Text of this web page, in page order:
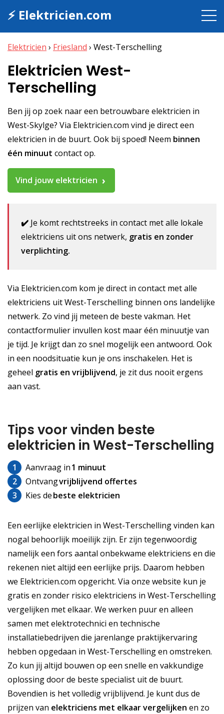
⚡ Elektricien.com
Elektricien › Friesland › West-Terschelling
Elektricien West-
Terschelling
Ben jij op zoek naar een betrouwbare elektricien in
West-Skylge? Via Elektricien.com vind je direct een
elektricien in de buurt. Ook bij spoed! Neem binnen
één minuut contact op.
Vind jouw elektricien
✔️ Je komt rechtstreeks in contact met alle lokale
elektriciens uit ons netwerk, gratis en zonder
verplichting.
Via Elektricien.com kom je direct in contact met alle
elektriciens uit West-Terschelling binnen ons landelijke
netwerk. Zo vind jij meteen de beste vakman. Het
contactformulier invullen kost maar één minuutje van
je tijd. Je krijgt dan zo snel mogelijk een antwoord. Ook
in een noodsituatie kun je ons inschakelen. Het is
geheel gratis en vrijblijvend, je zit dus nooit ergens
aan vast.
Tips voor vinden beste
elektricien in West-Terschelling
1 Aanvraag in1 minuut
2
Ontvangvrijblijvend offertes
3
Kies debeste elektricien
Een eerlijke elektricien in West-Terschelling vinden kan
nogal behoorlijk moeilijk zijn. Er zijn tegenwoordig
namelijk een fors aantal onbekwame elektriciens en die
rekenen niet altijd een eerlijke prijs. Daarom hebben
we Elektricien.com opgericht. Via onze website kun je
gratis en zonder risico elektriciens in West-Terschelling
vergelijken met elkaar. We werken puur en alleen
samen met elektrotechnici en technische
installatiebedrijven die jarenlange praktijkervaring
hebben opgedaan in West-Terschelling en omstreken.
Zo kun jij altijd bouwen op een snelle en vakkundige
oplossing door de beste specialist uit de buurt.
Bovendien is het volledig vrijblijvend. Je kunt dus de
prijzen van elektriciens met elkaar vergelijken en zo